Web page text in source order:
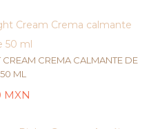
CREMA CALMANTE DE
ML
MXN